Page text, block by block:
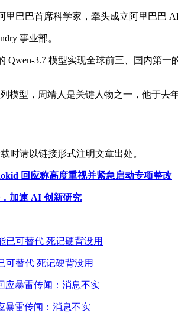
巴巴首席科学家，牵头成立阿里巴巴
事业部。
3.7 模型实现全球前三、国内第
模型，周靖人是关键人物之一，他于
时请以链接形式注明文章出处。
回应称高度重视并紧急启动专项整改
加速 AI 创新研究
可替代 死记硬背没用
暴雷传闻：消息不实